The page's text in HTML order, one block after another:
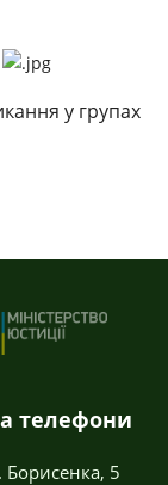
у групах
телефони
5